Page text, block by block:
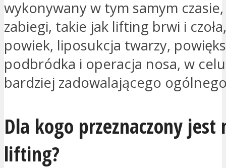
wykonywany w tym samym
zabiegi, takie jak lifting brwi i
powiek, liposukcja twarzy,
podbródka i operacja nosa, w
bardziej zadowalającego
Dla kogo przeznaczony
lifting?